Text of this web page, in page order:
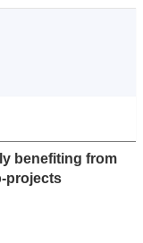
benefiting from
projects